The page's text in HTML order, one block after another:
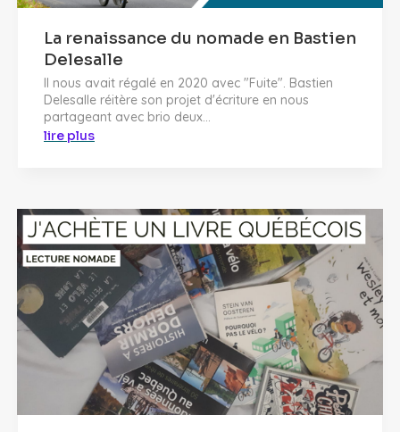
La renaissance du nomade en Bastien
Delesalle
Il nous avait régalé en 2020 avec "Fuite". Bastien
Delesalle réitère son projet d'écriture en nous
partageant avec brio deux...
lire plus